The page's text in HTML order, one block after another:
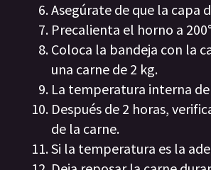
Asegúrate de que la capa
Precalienta el horno a
Coloca la bandeja con la
una carne de 2 kg.
La temperatura interna de
Después de 2 horas,
de la carne.
Si la temperatura es la